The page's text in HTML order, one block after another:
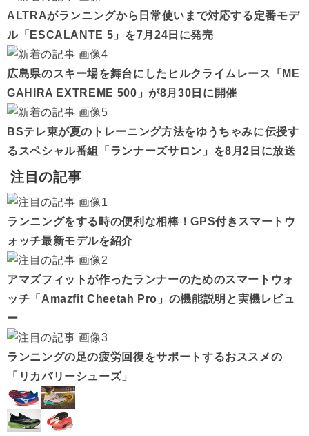
ALTRAがランニングから日常使いまで対応する定番モデ
ル「ESCALANTE 5」を7月24日に発売
広島県のスキー場を舞台にしたヒルクライムレース「ME
GAHIRA EXTREME 500」が8月30日に開催
BSテレ東が夏のトレーニング方法をゆうちゃみに伝授す
るスペシャル番組「ランナーズサロン」を8月2日に放送
注目の記事
ランニングをする時の便利な相棒！GPS付きスマートウ
ォッチ最新モデルを紹介
アマズフィットが作ったランナーのためのスマートウォ
ッチ「Amazfit Cheetah Pro」の機能説明と実機レビュ
ー
ランニングの足の疲労回復をサポートするおススメの
「リカバリーシューズ」